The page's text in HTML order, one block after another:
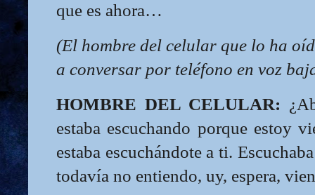
que es ahora…
(El hombre del celular que lo ha
a conversar por teléfono en voz
HOMBRE DEL CELULAR:
estaba escuchando porque estoy
estaba escuchándote a ti.
todavía no entiendo, uy, espera,